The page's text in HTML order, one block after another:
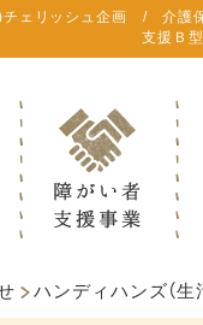
ェリッシュ企画 / 介護保
支援Ｂ
ハンディハンズ（生